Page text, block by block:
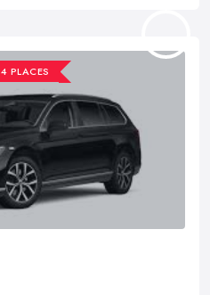
4 PLACES